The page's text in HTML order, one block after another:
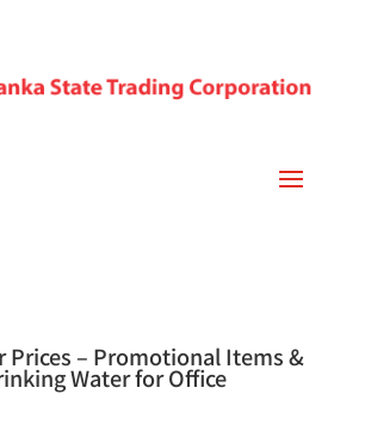
Prices – Promotional Items &
Water for Office